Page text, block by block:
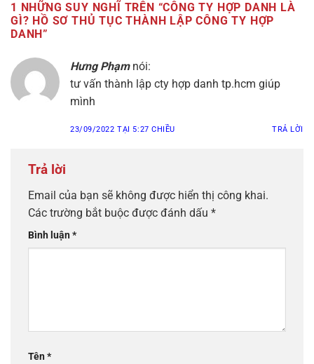
1 NHỮNG SUY NGHĨ TRÊN “CÔNG TY HỢP DANH LÀ
GÌ? HỒ SƠ THỦ TỤC THÀNH LẬP CÔNG TY HỢP
DANH”
Hưng Phạm nói:
tư vấn thành lập cty hợp danh tp.hcm giúp
mình
23/09/2022 TẠI 5:27 CHIỀU TRẢ LỜI
Trả lời
Email của bạn sẽ không được hiển thị công khai.
Các trường bắt buộc được đánh dấu *
Bình luận*
Tên*